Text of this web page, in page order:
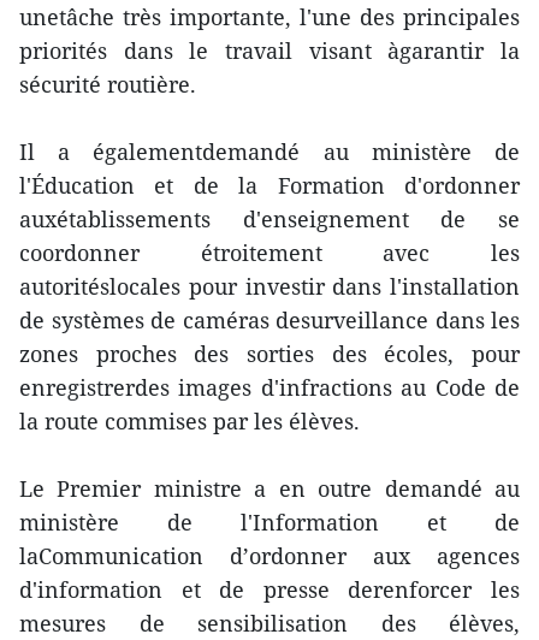
unetâche très importante, l'une des principales
priorités dans le travail visant àgarantir la
sécurité routière.
Il a égalementdemandé au ministère de
l'Éducation et de la Formation d'ordonner
auxétablissements d'enseignement de se
coordonner étroitement avec les
autoritéslocales pour investir dans l'installation
de systèmes de caméras desurveillance dans les
zones proches des sorties des écoles, pour
enregistrerdes images d'infractions au Code de
la route commises par les élèves.
Le Premier ministre a en outre demandé au
ministère de l'Information et de
laCommunication d’ordonner aux agences
d'information et de presse derenforcer les
mesures de sensibilisation des élèves,